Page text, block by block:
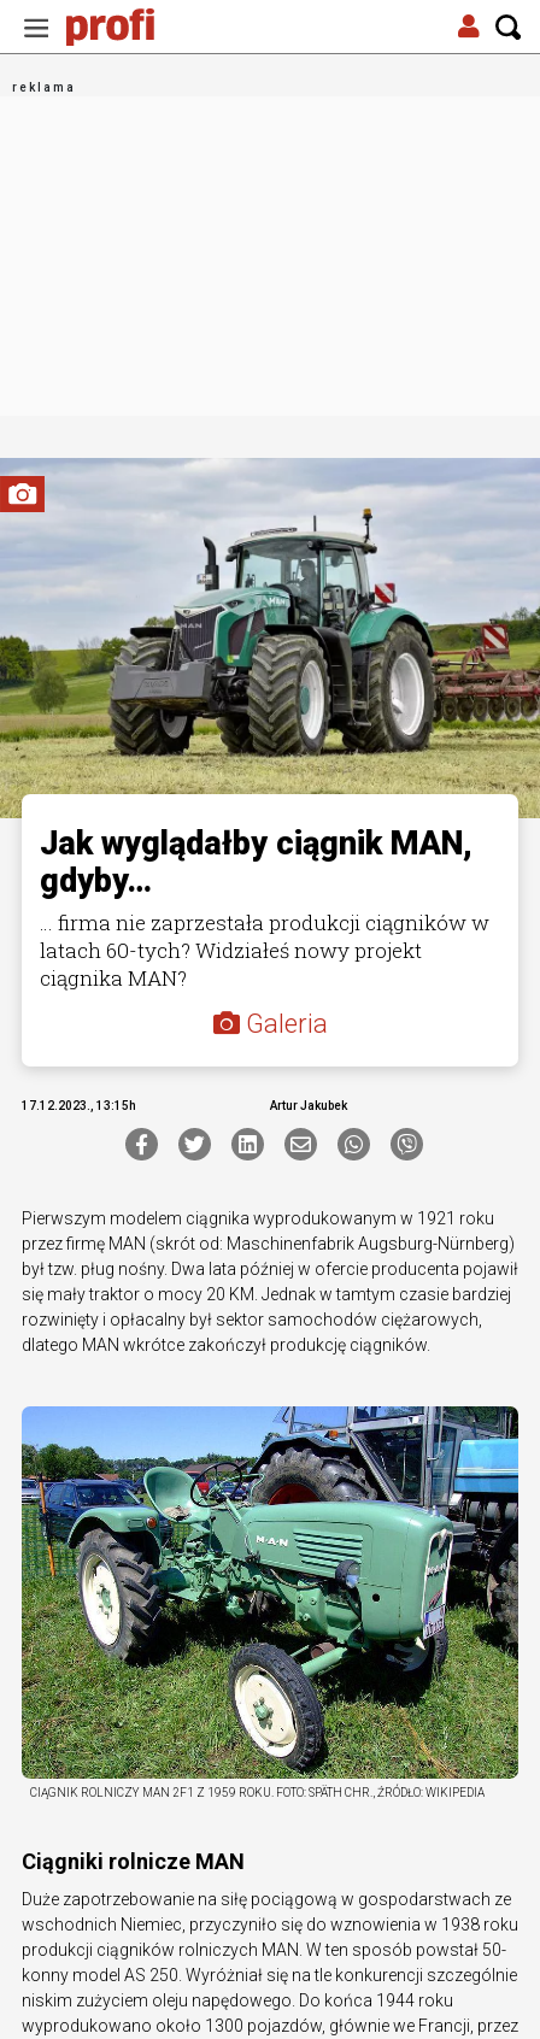
Jak wyglądałby ciągnik MAN,
gdyby…
… firma nie zaprzestała produkcji ciągników w
latach 60-tych? Widziałeś nowy projekt
ciągnika MAN?
Galeria
17.12.2023., 13:15h Artur Jakubek
Pierwszym modelem ciągnika wyprodukowanym w 1921 roku
przez firmę MAN (skrót od: Maschinenfabrik Augsburg-Nürnberg)
był tzw. pług nośny. Dwa lata później w ofercie producenta pojawił
się mały traktor o mocy 20 KM. Jednak w tamtym czasie bardziej
rozwinięty i opłacalny był sektor samochodów ciężarowych,
dlatego MAN wkrótce zakończył produkcję ciągników.
CIĄGNIK ROLNICZY MAN 2F1 Z 1959 ROKU. FOTO:SPÄTH CHR., ŹRÓDŁO: WIKIPEDIA
Ciągniki rolnicze MAN
Duże zapotrzebowanie na siłę pociągową w gospodarstwach ze
wschodnich Niemiec, przyczyniło się do wznowienia w 1938 roku
produkcji ciągników rolniczych MAN. W ten sposób powstał 50-
konny model AS 250. Wyróżniał się na tle konkurencji szczególnie
niskim zużyciem oleju napędowego. Do końca 1944 roku
wyprodukowano około 1300 pojazdów, głównie we Francji, przez